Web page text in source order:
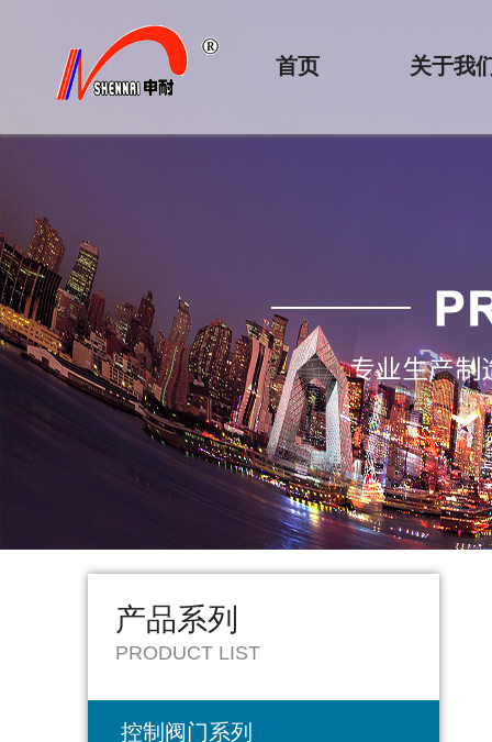
首页 关于我
产品系列
PRODUCT LIST
控制阀门系列